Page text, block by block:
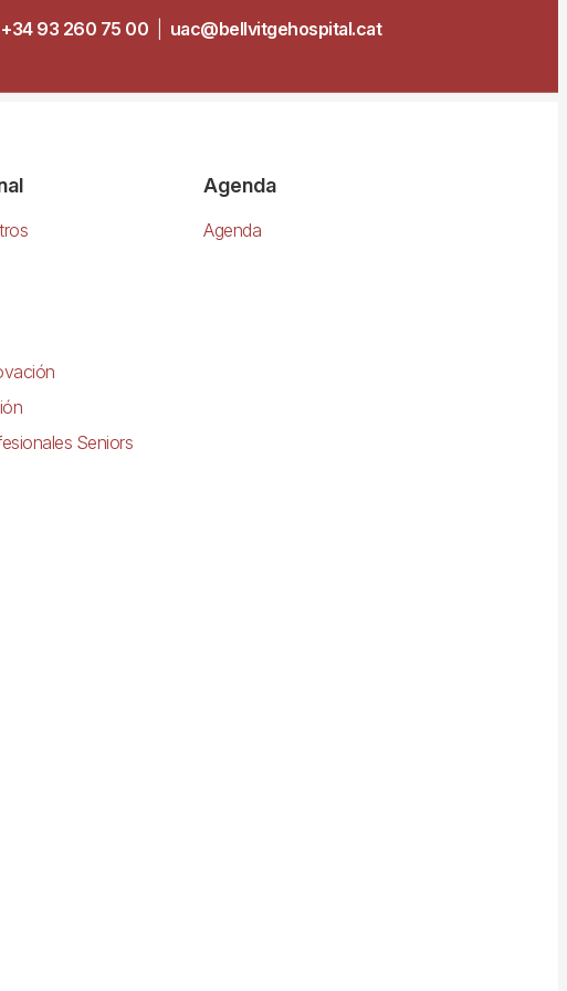
+34 93 260 75 00 uac@bellvitgehospital.cat
Seniors
Agenda
Agenda